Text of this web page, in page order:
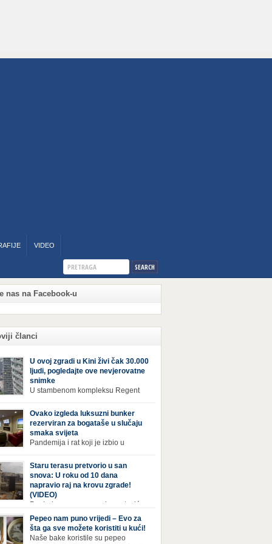
VIDEO
nas na Facebook-u
članci
U ovoj zgradi u Kini živi čak 30.000
ljudi, pogledajte ove nevjerovatne
snimke
U stambenom kompleksu Regent
Century Cityju u poslovnoj četvrti
u Kini, trenutno živi gotovo 30 hiljada
koji nikad ne moraju izaći iz njega. Naime, s
na to da unutar zgrade mogu pronaći sve
koje im zatrebaju, stanari ovog
ako […]
Ovako izgleda luksuzni bunker
rezerviran za bogataše u slučaju
smaka svijeta
Pandemija i rat koji je izbio u
od katastrofa koje mogu zadesiti svijet
poznajemo. I dok se većina ljudi nada da
u svijetu neće postati još gora te da su
nuklearnim oružjem isprazne, ima i onih
spremaju za najgori scenariji. Naime,
Staru terasu pretvorio u san
snova: U roku od 10 dana
napravio raj na krovu zgrade!
(VIDEO)
Pogled na ovu prepravku, ostaviće
daha Život na zadnjem spratu zgrade ima
prednosti, ali i mana. Izloženost kiši, suncu,
i snijegu čini da se materijali brže troše, a
Pepeo nam puno vrijedi – Evo za
šta ga sve možete koristiti u kući!
Naše bake koristile su pepeo